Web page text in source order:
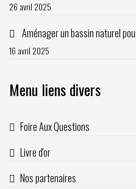
26 avril 2025
Aménager un bassin naturel
16 avril 2025
Menu liens divers
Foire Aux Questions
Livre d'or
Nos partenaires